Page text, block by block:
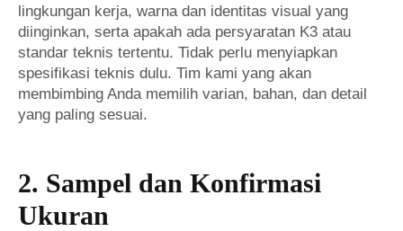
lingkungan kerja, warna dan identitas visual yang
diinginkan, serta apakah ada persyaratan K3 atau
standar teknis tertentu. Tidak perlu menyiapkan
spesifikasi teknis dulu. Tim kami yang akan
membimbing Anda memilih varian, bahan, dan detail
yang paling sesuai.
2. Sampel dan Konfirmasi
Ukuran